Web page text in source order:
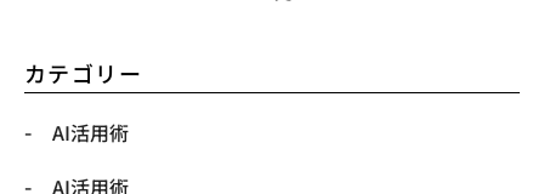
カテゴリー
AI活用術
AI活用術